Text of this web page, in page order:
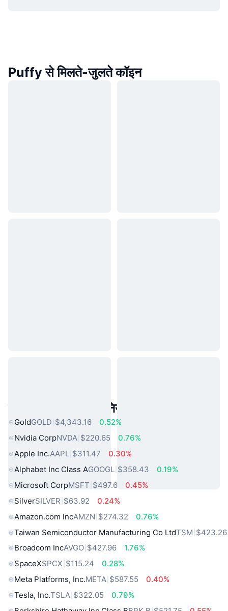
Puffy से मिलते-जुलते कॉइन
लोकप्रिय वास्तविक दुनिया की संपत्तियां
GoldGOLD $4,343.16
0.52%
Nvidia CorpNVDA $220.65
0.76%
Apple Inc.AAPL $311.47
0.30%
Alphabet Inc Class AGOOGL $358.43
0.19%
Microsoft CorpMSFT $497.6
0.45%
SilverSILVER $63.92
0.24%
Amazon.com IncAMZN $274.32
0.76%
Taiwan Semiconductor Manufacturing Co LtdTSM $423.26
Broadcom IncAVGO $427.96
1.76%
SpaceXSPCX $115.24
0.28%
Meta Platforms, Inc.META $587.55
0.40%
Tesla, Inc.TSLA $322.05
0.79%